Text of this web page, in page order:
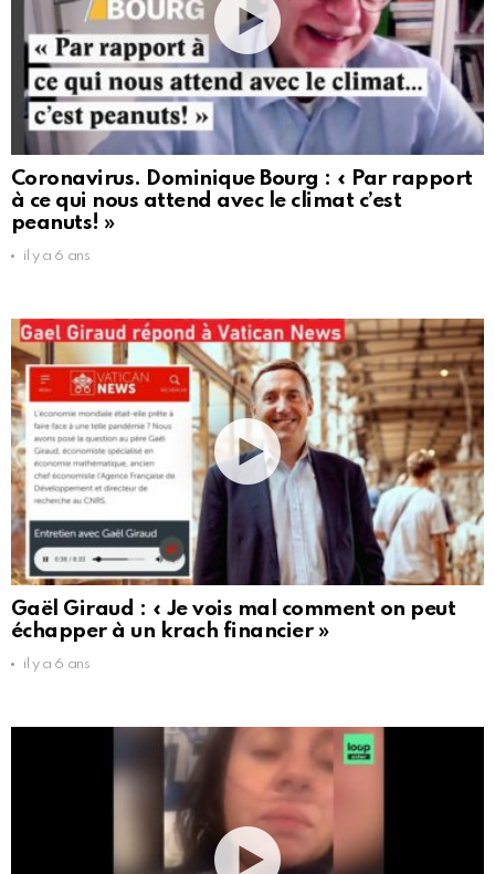
Coronavirus. Dominique Bourg : « Par rapport
à ce qui nous attend avec le climat c’est
peanuts! »
il y a 6 ans
Gaël Giraud : « Je vois mal comment on peut
échapper à un krach financier »
il y a 6 ans